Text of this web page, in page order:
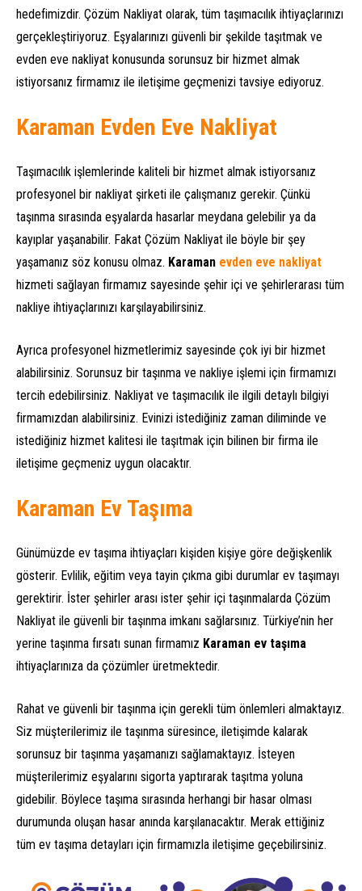
hedefimizdir. Çözüm Nakliyat olarak, tüm taşımacılık ihtiyaçlarınızı
gerçekleştiriyoruz. Eşyalarınızı güvenli bir şekilde taşıtmak ve
evden eve nakliyat konusunda sorunsuz bir hizmet almak
istiyorsanız firmamız ile iletişime geçmenizi tavsiye ediyoruz.
Karaman Evden Eve Nakliyat
Taşımacılık işlemlerinde kaliteli bir hizmet almak istiyorsanız
profesyonel bir nakliyat şirketi ile çalışmanız gerekir. Çünkü
taşınma sırasında eşyalarda hasarlar meydana gelebilir ya da
kayıplar yaşanabilir. Fakat Çözüm Nakliyat ile böyle bir şey
yaşamanız söz konusu olmaz. Karaman evden eve nakliyat
hizmeti sağlayan firmamız sayesinde şehir içi ve şehirlerarası tüm
nakliye ihtiyaçlarınızı karşılayabilirsiniz.
Ayrıca profesyonel hizmetlerimiz sayesinde çok iyi bir hizmet
alabilirsiniz. Sorunsuz bir taşınma ve nakliye işlemi için firmamızı
tercih edebilirsiniz. Nakliyat ve taşımacılık ile ilgili detaylı bilgiyi
firmamızdan alabilirsiniz. Evinizi istediğiniz zaman diliminde ve
istediğiniz hizmet kalitesi ile taşıtmak için bilinen bir firma ile
iletişime geçmeniz uygun olacaktır.
Karaman Ev Taşıma
Günümüzde ev taşıma ihtiyaçları kişiden kişiye göre değişkenlik
gösterir. Evlilik, eğitim veya tayin çıkma gibi durumlar ev taşımayı
gerektirir. İster şehirler arası ister şehir içi taşınmalarda Çözüm
Nakliyat ile güvenli bir taşınma imkanı sağlarsınız. Türkiye’nin her
yerine taşınma fırsatı sunan firmamız Karaman ev taşıma
ihtiyaçlarınıza da çözümler üretmektedir.
Rahat ve güvenli bir taşınma için gerekli tüm önlemleri almaktayız.
Siz müşterilerimiz ile taşınma süresince, iletişimde kalarak
sorunsuz bir taşınma yaşamanızı sağlamaktayız. İsteyen
müşterilerimiz eşyalarını sigorta yaptırarak taşıtma yoluna
gidebilir. Böylece taşıma sırasında herhangi bir hasar olması
durumunda oluşan hasar anında karşılanacaktır. Merak ettiğiniz
tüm ev taşıma detayları için firmamızla iletişime geçebilirsiniz.